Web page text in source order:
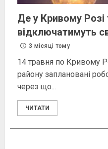
Де у Кривому Розі
відключатимуть
3 місяці тому
14 травня по Кривому
району заплановані
через що...
ЧИТАТИ